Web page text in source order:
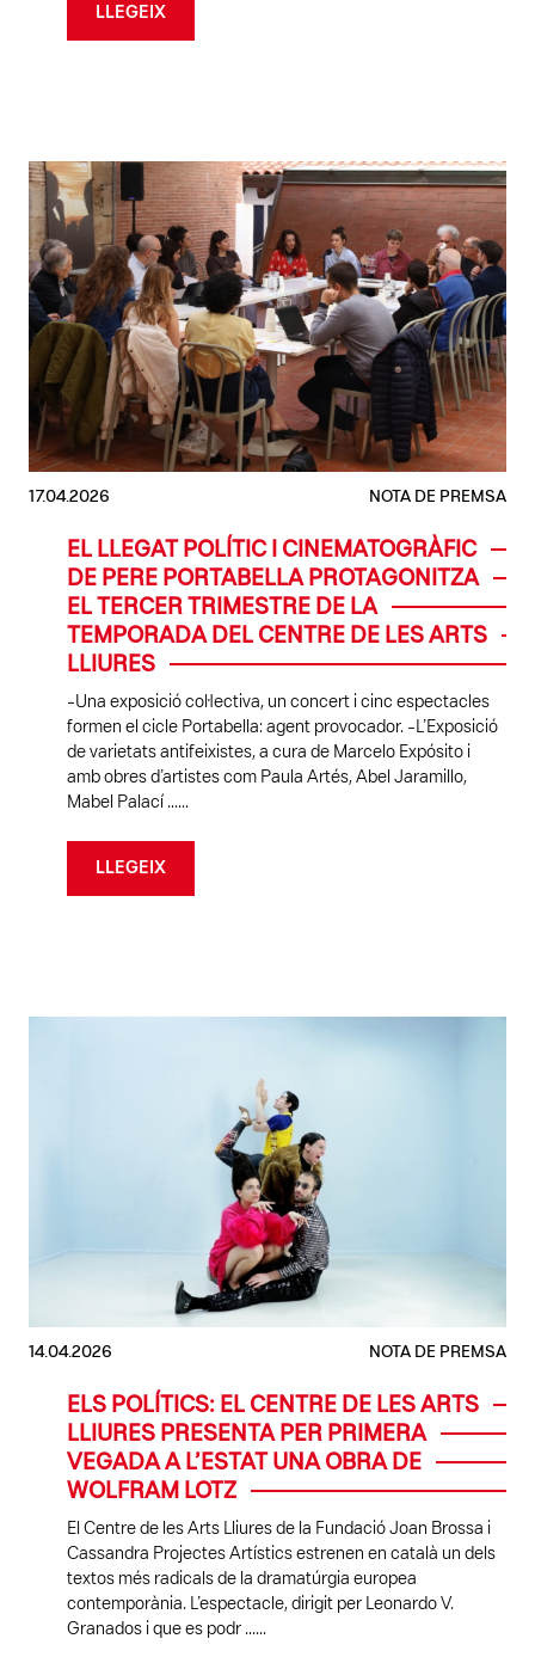
LLEGEIX
17.04.2026 NOTA DE PREMSA
EL LLEGAT POLÍTIC I CINEMATOGRÀFIC
DE PERE PORTABELLA PROTAGONITZA
EL TERCER TRIMESTRE DE LA
TEMPORADA DEL CENTRE DE LES ARTS
LLIURES
-Una exposició col·lectiva, un concert i cinc espectacles
formen el cicle Portabella: agent provocador. -L’Exposició
de varietats antifeixistes, a cura de Marcelo Expósito i
amb obres d’artistes com Paula Artés, Abel Jaramillo,
Mabel Palací ......
LLEGEIX
14.04.2026 NOTA DE PREMSA
ELS POLÍTICS: EL CENTRE DE LES ARTS
LLIURES PRESENTA PER PRIMERA
VEGADA A L’ESTAT UNA OBRA DE
WOLFRAM LOTZ
El Centre de les Arts Lliures de la Fundació Joan Brossa i
Cassandra Projectes Artístics estrenen en català un dels
textos més radicals de la dramatúrgia europea
contemporània. L’espectacle, dirigit per Leonardo V.
Granados i que es podr ......